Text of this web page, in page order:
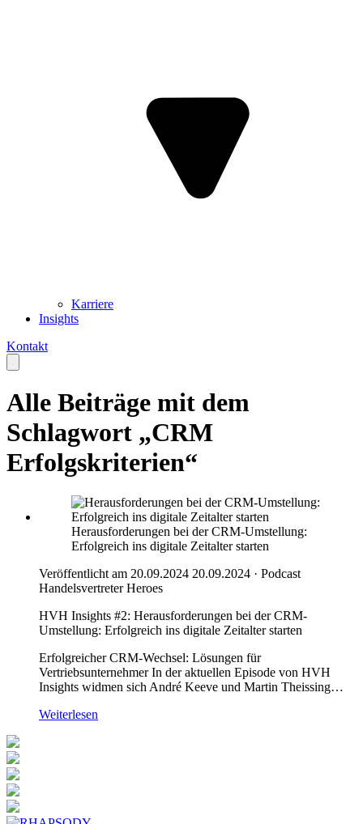
Karriere
Insights
Kontakt
Alle Beiträge mit dem
Schlagwort „CRM
Erfolgskriterien“
Herausforderungen bei der CRM-Umstellung:
Erfolgreich ins digitale Zeitalter starten
Veröffentlicht am 20.09.2024 20.09.2024 · Podcast
Handelsvertreter Heroes
HVH Insights #2: Herausforderungen bei der CRM-
Umstellung: Erfolgreich ins digitale Zeitalter starten
Erfolgreicher CRM-Wechsel: Lösungen für
Vertriebsunternehmer In der aktuellen Episode von HVH
Insights widmen sich André Keeve und Martin Theissing…
Weiterlesen